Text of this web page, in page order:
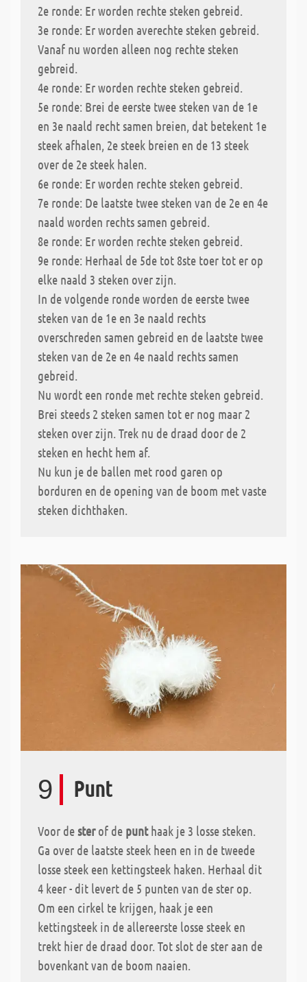
2e ronde: Er worden rechte steken gebreid.
3e ronde: Er worden averechte steken gebreid.
Vanaf nu worden alleen nog rechte steken
gebreid.
4e ronde: Er worden rechte steken gebreid.
5e ronde: Brei de eerste twee steken van de 1e
en 3e naald recht samen breien, dat betekent 1e
steek afhalen, 2e steek breien en de 13 steek
over de 2e steek halen.
6e ronde: Er worden rechte steken gebreid.
7e ronde: De laatste twee steken van de 2e en 4e
naald worden rechts samen gebreid.
8e ronde: Er worden rechte steken gebreid.
9e ronde: Herhaal de 5de tot 8ste toer tot er op
elke naald 3 steken over zijn.
In de volgende ronde worden de eerste twee
steken van de 1e en 3e naald rechts
overschreden samen gebreid en de laatste twee
steken van de 2e en 4e naald rechts samen
gebreid.
Nu wordt een ronde met rechte steken gebreid.
Brei steeds 2 steken samen tot er nog maar 2
steken over zijn. Trek nu de draad door de 2
steken en hecht hem af.
Nu kun je de ballen met rood garen op
borduren en de opening van de boom met vaste
steken dichthaken.
9 Punt
Voor de sterof de punthaak je 3 losse steken.
Ga over de laatste steek heen en in de tweede
losse steek een kettingsteek haken. Herhaal dit
4 keer - dit levert de 5 punten van de ster op.
Om een cirkel te krijgen, haak je een
kettingsteek in de allereerste losse steek en
trekt hier de draad door. Tot slot de ster aan de
bovenkant van de boom naaien.